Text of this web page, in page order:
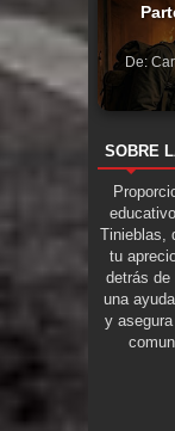
De:
SOBRE
Tinieblas,
tu
detrás de
una
y